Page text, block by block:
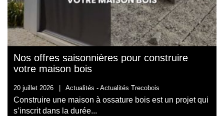
Nos offres saisonnières pour construire
votre maison bois
20 juillet 2026 | Actualités - Actualités Trecobois
Construire une maison à ossature bois est un projet qui
s’inscrit dans la durée...